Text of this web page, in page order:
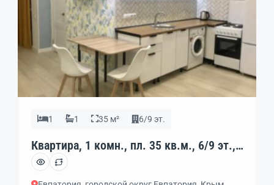
1 1 35 м² 6/9 эт.
Квартира, 1 комн., пл. 35 кв.м., 6/9 эт.,
код: 397301